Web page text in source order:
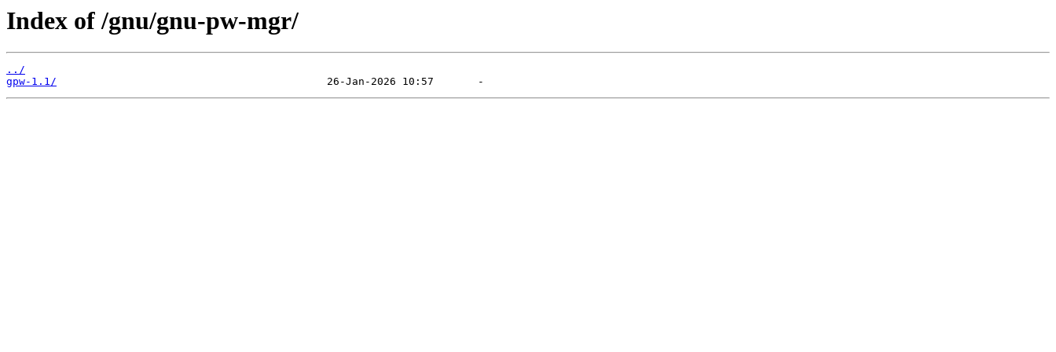
Index of /gnu/gnu-pw-mgr/
../
gpw-1.1/